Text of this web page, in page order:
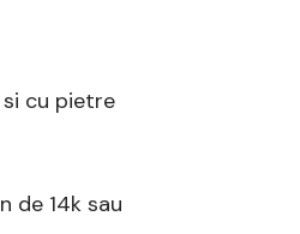
cu pietre
de 14k sau